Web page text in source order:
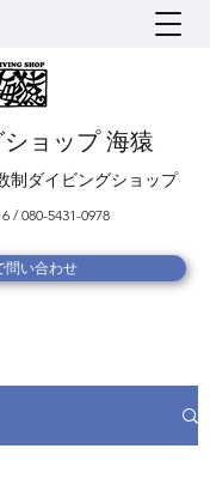
ョップ 海猿
制ダイビングショップ
/080-5431-0978
問い合わせ